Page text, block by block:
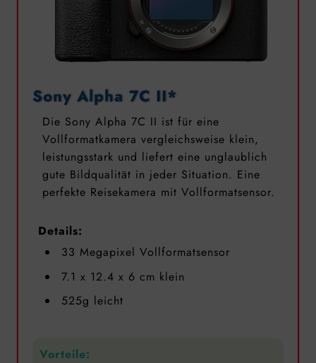
Sony Alpha 7C II*
Die Sony Alpha 7C II ist für eine
Vollformatkamera vergleichsweise klein,
leistungsstark und liefert eine unglaublich
gute Bildqualität in jeder Situation. Eine
perfekte Reisekamera mit Vollformatsensor.
Details:
33 Megapixel Vollformatsensor
7.1 x 12.4 x 6 cm klein
‎525g leicht
Vorteile: